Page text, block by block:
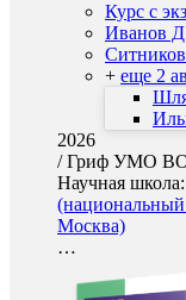
Курс с
Иванов
+ еще 2
2026
/Гриф УМО
Научная школа:
(национальный
Москва)
…